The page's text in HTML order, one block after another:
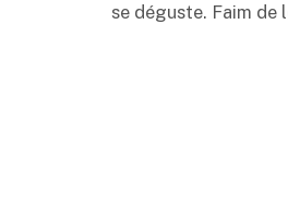
se déguste. Faim de